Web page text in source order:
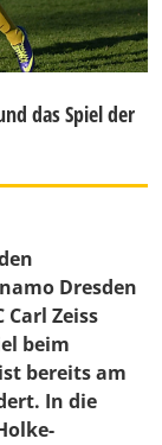
das Spiel der
Dresden
Carl Zeiss
beim
bereits am
In die